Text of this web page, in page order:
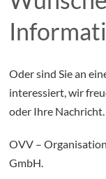
Oder sind Sie an
interessiert,wir
oder Ihre Nachricht.
OVV –
GmbH.